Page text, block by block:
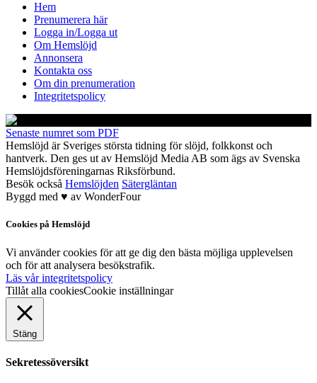
Hem
Prenumerera här
Logga in/Logga ut
Om Hemslöjd
Annonsera
Kontakta oss
Om din prenumeration
Integritetspolicy
Senaste numret som PDF
Hemslöjd är Sveriges största tidning för slöjd, folkkonst och
hantverk. Den ges ut av Hemslöjd Media AB som ägs av Svenska
Hemslöjdsföreningarnas Riksförbund.
Besök också Hemslöjden Sätergläntan
Byggd med ♥ av WonderFour
Cookies på Hemslöjd
Vi använder cookies för att ge dig den bästa möjliga upplevelsen
och för att analysera besökstrafik.
Läs vår integritetspolicy
Tillåt alla cookiesCookie inställningar
Stäng
Sekretessöversikt